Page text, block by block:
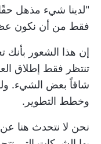
"لدينا شيء مذهل
فقط من أن نكون
إن هذا الشعور بأنك
تنتظر فقط إطلاق
شاقاً بعض الشيء.
وخطط التطوير.
نحن لا نتحدث هنا عن